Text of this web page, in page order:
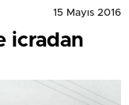
15 Mayıs 2016
icradan